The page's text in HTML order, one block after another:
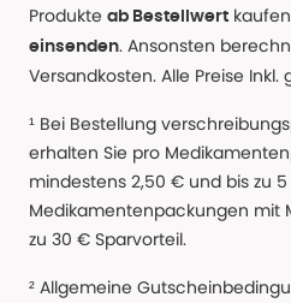
Produkte ab Bestellwert
einsenden. Ansonsten
Versandkosten. Alle Preise Inkl.
¹ Bei Bestellung
erhalten Sie pro
mindestens 2,50 € und bis zu
Medikamentenpackungen mit
zu 30 € Sparvorteil.
² Allgemeine